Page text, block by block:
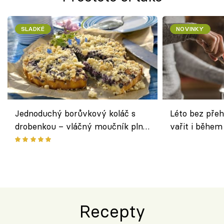
SLADKÉ
Jednoduchý borůvkový koláč s
drobenkou – vláčný moučník plný
ovoce
NOVINKY
Léto bez
vařit i
Recepty